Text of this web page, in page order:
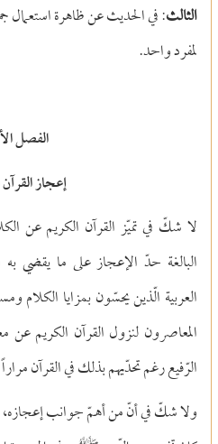
الثالث: في الحديث عن ظاهرة استعمال
لمفرد واحد.
الفصل
إعجاز
لا شكّ في تميّز القرآن الكريم عن
البالغة حدّ الإعجاز على ما يقضي به
العربية الّذين يحسّون بمزايا الكلام
المعاصرون لنزول القرآن الكريم عن
الرّفيع رغم تحدّيهم بذلك في القرآن
ولا شكّ في أنّ من أهمّ جوانب إعجازه،